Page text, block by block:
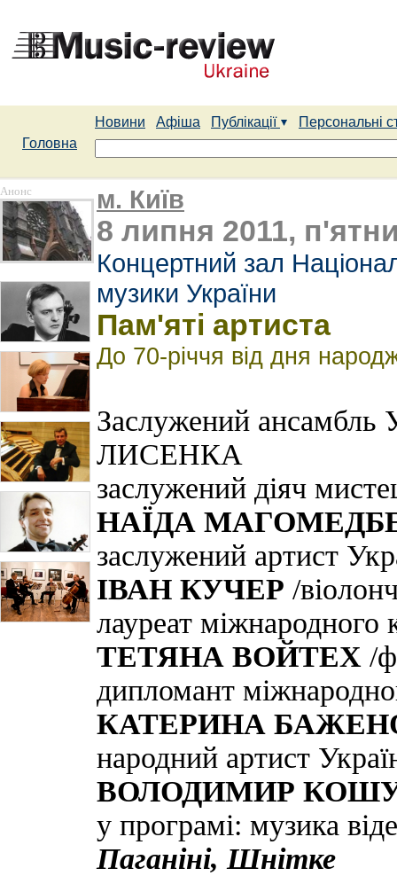
Новини Афіша Публікації
Персональні
Головна
Анонс м. Київ
8 липня 2011,
Концертний зал
музики України
Пам'яті артиста
До 70-річчя від дня
Заслужений
ЛИСЕНКА
заслужений діяч
НАЇДА
заслужений артист
ІВАН КУЧЕР /
лауреат міжнародного
ТЕТЯНА ВОЙТЕХ /
дипломант
КАТЕРИНА
народний артист
ВОЛОДИМИР
у програмі: музика
Паганіні, Шнітке